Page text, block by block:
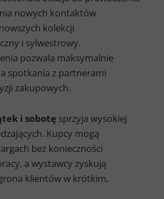
nowych kontaktów
kolekcji
i sylwestrowy.
pozwala maksymalnie
spotkania z partnerami
zakupowych.
i sobotę sprzyja wysokiej
Kupcy mogą
bez konieczności
a wystawcy zyskują
klientów w krótkim,